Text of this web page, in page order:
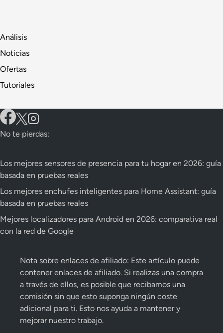
Análisis
Noticias
Ofertas
Tutoriales
No te pierdas:
Los mejores sensores de presencia para tu hogar en 2026: guía
basada en pruebas reales
Los mejores enchufes inteligentes para Home Assistant: guía
basada en pruebas reales
Mejores localizadores para Android en 2026: comparativa real
con la red de Google
Nota sobre enlaces de afiliado: Este artículo puede
contener enlaces de afiliado. Si realizas una compra
a través de ellos, es posible que recibamos una
comisión sin que esto suponga ningún coste
adicional para ti. Esto nos ayuda a mantener y
mejorar nuestro trabajo.